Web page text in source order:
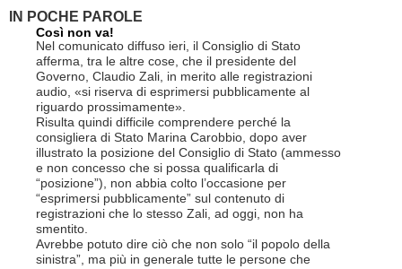
IN POCHE PAROLE
Così non va!
Nel comunicato diffuso ieri, il Consiglio di Stato
afferma, tra le altre cose, che il presidente del
Governo, Claudio Zali, in merito alle registrazioni
audio, «si riserva di esprimersi pubblicamente al
riguardo prossimamente».
Risulta quindi difficile comprendere perché la
consigliera di Stato Marina Carobbio, dopo aver
illustrato la posizione del Consiglio di Stato (ammesso
e non concesso che si possa qualificarla di
“posizione”), non abbia colto l’occasione per
“esprimersi pubblicamente” sul contenuto di
registrazioni che lo stesso Zali, ad oggi, non ha
smentito.
Avrebbe potuto dire ciò che non solo “il popolo della
sinistra”, ma più in generale tutte le persone che